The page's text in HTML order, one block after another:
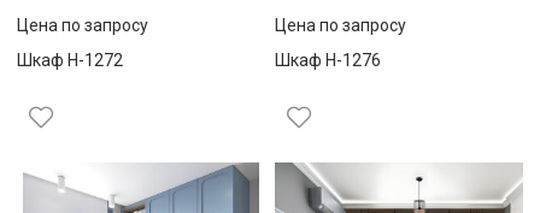
Цена по запросу
Шкаф Н-1272
Цена по запросу
Шкаф Н-1276